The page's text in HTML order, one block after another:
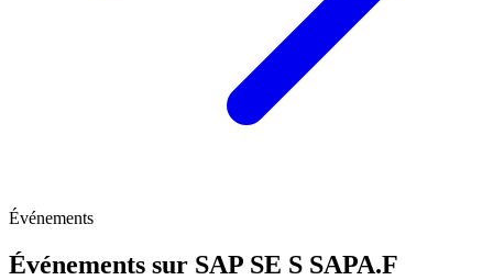
Événements
Événements sur SAP SE S SAPA.F